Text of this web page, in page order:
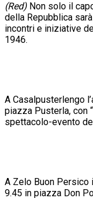
(Red) Non solo il
della Repubblica
incontri e iniziative
1946.
A Casalpusterlengo
piazza Pusterla, con
spettacolo-evento
A Zelo Buon
9.45 in piazza Don